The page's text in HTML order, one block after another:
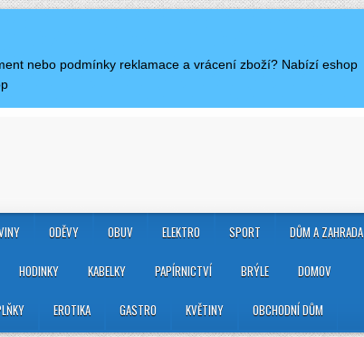
nebo podmínky reklamace a vrácení zboží? Nabízí eshop
ODĚVY OBUV ELEKTRO SPORT DŮM A ZAHRADA
HODINKY KABELKY PAPÍRNICTVÍ BRÝLE DOMOV
EROTIKA GASTRO KVĚTINY OBCHODNÍ DŮM